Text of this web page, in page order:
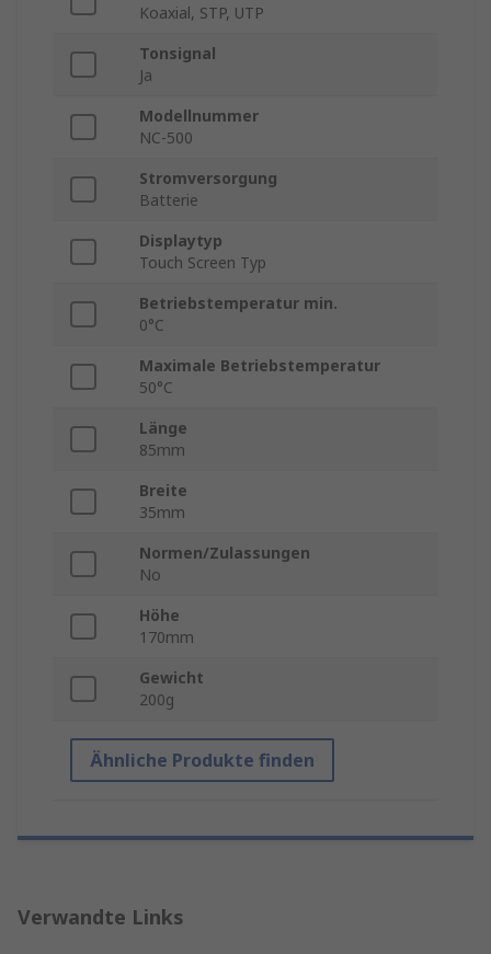
Koaxial, STP, UTP
Tonsignal
Ja
Modellnummer
NC-500
Stromversorgung
Batterie
Displaytyp
Touch Screen Typ
Betriebstemperatur min.
0°C
Maximale Betriebstemperatur
50°C
Länge
85mm
Breite
35mm
Normen/Zulassungen
No
Höhe
170mm
Gewicht
200g
Ähnliche Produkte finden
Verwandte Links